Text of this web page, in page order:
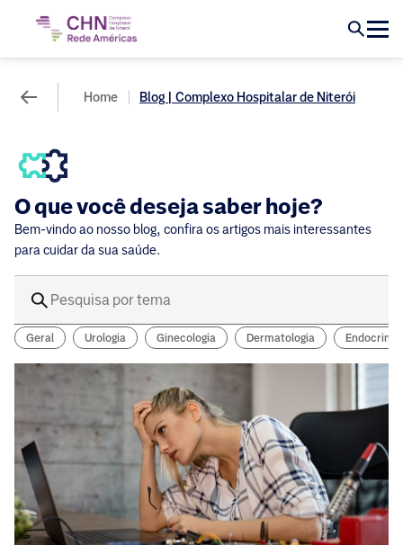
Home Blog | Complexo Hospitalar de Niterói
O que você deseja saber hoje?
Bem-vindo ao nosso blog, confira os artigos mais interessantes
para cuidar da sua saúde.
Geral Urologia Ginecologia Dermatologia